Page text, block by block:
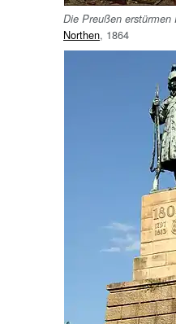
Die Preußen erstürmen
Northen, 1864